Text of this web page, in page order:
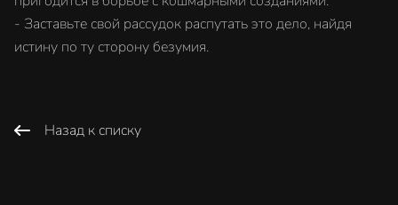
- Заставьте свой рассудок распутать это дело, найдя
истину по ту сторону безумия.
Назад к списку